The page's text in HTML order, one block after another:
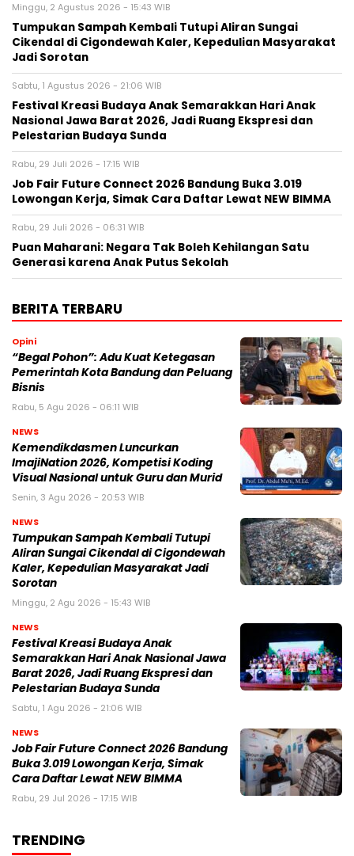
Minggu, 2 Agustus 2026 - 15:43 WIB
Tumpukan Sampah Kembali Tutupi Aliran Sungai
Cikendal di Cigondewah Kaler, Kepedulian Masyarakat
Jadi Sorotan
Sabtu, 1 Agustus 2026 - 21:06 WIB
Festival Kreasi Budaya Anak Semarakkan Hari Anak
Nasional Jawa Barat 2026, Jadi Ruang Ekspresi dan
Pelestarian Budaya Sunda
Rabu, 29 Juli 2026 - 17:15 WIB
Job Fair Future Connect 2026 Bandung Buka 3.019
Lowongan Kerja, Simak Cara Daftar Lewat NEW BIMMA
Rabu, 29 Juli 2026 - 06:31 WIB
Puan Maharani: Negara Tak Boleh Kehilangan Satu
Generasi karena Anak Putus Sekolah
BERITA TERBARU
Opini
“Begal Pohon”: Adu Kuat Ketegasan
Pemerintah Kota Bandung dan Peluang
Bisnis
Rabu, 5 Agu 2026 - 06:11 WIB
NEWS
Kemendikdasmen Luncurkan
ImajiNation 2026, Kompetisi Koding
Visual Nasional untuk Guru dan Murid
Senin, 3 Agu 2026 - 20:53 WIB
NEWS
Tumpukan Sampah Kembali Tutupi
Aliran Sungai Cikendal di Cigondewah
Kaler, Kepedulian Masyarakat Jadi
Sorotan
Minggu, 2 Agu 2026 - 15:43 WIB
NEWS
Festival Kreasi Budaya Anak
Semarakkan Hari Anak Nasional Jawa
Barat 2026, Jadi Ruang Ekspresi dan
Pelestarian Budaya Sunda
Sabtu, 1 Agu 2026 - 21:06 WIB
NEWS
Job Fair Future Connect 2026 Bandung
Buka 3.019 Lowongan Kerja, Simak
Cara Daftar Lewat NEW BIMMA
Rabu, 29 Jul 2026 - 17:15 WIB
TRENDING